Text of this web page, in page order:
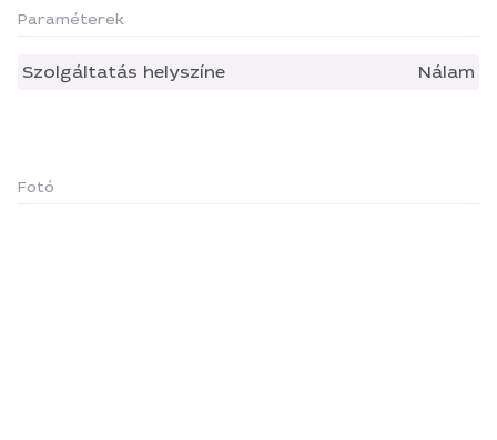
Paraméterek
Szolgáltatás helyszíne Nálam
Fotó